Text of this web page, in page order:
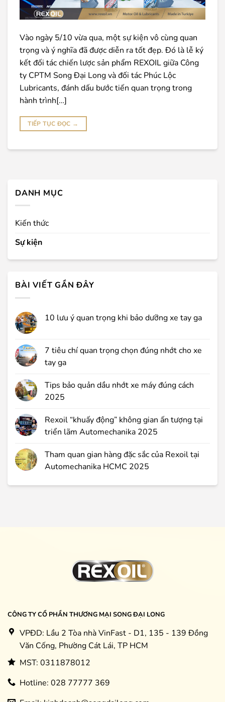
Vào ngày 5/10 vừa qua, một sự kiện vô cùng quan
trọng và ý nghĩa đã được diễn ra tốt đẹp. Đó là lễ ký
kết đối tác chiến lược sản phẩm REXOIL giữa Công
ty CPTM Song Đại Long và đối tác Phúc Lộc
Lubricants, đánh dấu bước tiến quan trọng trong
hành trình[…]
TIẾP TỤC ĐỌC →
DANH MỤC
Kiến thức
Sự kiện
BÀI VIẾT GẦN ĐÂY
10 lưu ý quan trọng khi bảo dưỡng xe tay ga
7 tiêu chí quan trọng chọn đúng nhớt cho xe
tay ga
Tips bảo quản dầu nhớt xe máy đúng cách
2025
Rexoil “khuấy động” không gian ấn tượng tại
triển lãm Automechanika 2025
Tham quan gian hàng đặc sắc của Rexoil tại
Automechanika HCMC 2025
CÔNG TY CỔ PHẦN THƯƠNG MẠI SONG ĐẠI LONG
VPĐD: Lầu 2 Tòa nhà VinFast - D1, 135 - 139 Đồng
Văn Cống, Phường Cát Lái, TP HCM
MST: 0311878012
Hotline: 028 77777 369